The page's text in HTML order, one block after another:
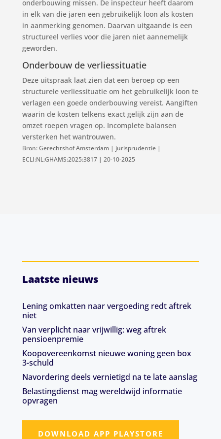
onderbouwing missen. De inspecteur heeft daarom
in elk van die jaren een gebruikelijk loon als kosten
in aanmerking genomen. Daarvan uitgaande is een
structureel verlies voor die jaren niet aannemelijk
geworden.
Onderbouw de verliessituatie
Deze uitspraak laat zien dat een beroep op een
structurele verliessituatie om het gebruikelijk loon te
verlagen een goede onderbouwing vereist. Aangiften
waarin de kosten telkens exact gelijk zijn aan de
omzet roepen vragen op. Incomplete balansen
versterken het wantrouwen.
Bron: Gerechtshof Amsterdam | jurisprudentie |
ECLI:NL:GHAMS:2025:3817 | 20-10-2025
Laatste nieuws
Lening omkatten naar vergoeding redt aftrek
niet
Van verplicht naar vrijwillig: weg aftrek
pensioenpremie
Koopovereenkomst nieuwe woning geen box
3-schuld
Navordering deels vernietigd na te late aanslag
Belastingdienst mag wereldwijd informatie
opvragen
DOWNLOAD APP PLAYSTORE